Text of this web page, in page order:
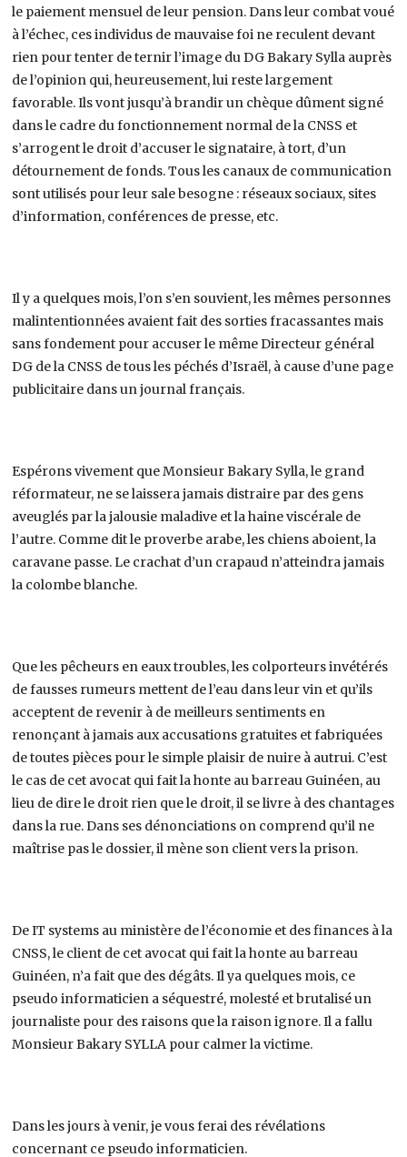
le paiement mensuel de leur pension. Dans leur combat voué
à l’échec, ces individus de mauvaise foi ne reculent devant
rien pour tenter de ternir l’image du DG Bakary Sylla auprès
de l’opinion qui, heureusement, lui reste largement
favorable. Ils vont jusqu’à brandir un chèque dûment signé
dans le cadre du fonctionnement normal de la CNSS et
s’arrogent le droit d’accuser le signataire, à tort, d’un
détournement de fonds. Tous les canaux de communication
sont utilisés pour leur sale besogne : réseaux sociaux, sites
d’information, conférences de presse, etc.
Il y a quelques mois, l’on s’en souvient, les mêmes personnes
malintentionnées avaient fait des sorties fracassantes mais
sans fondement pour accuser le même Directeur général
DG de la CNSS de tous les péchés d’Israël, à cause d’une page
publicitaire dans un journal français.
Espérons vivement que Monsieur Bakary Sylla, le grand
réformateur, ne se laissera jamais distraire par des gens
aveuglés par la jalousie maladive et la haine viscérale de
l’autre. Comme dit le proverbe arabe, les chiens aboient, la
caravane passe. Le crachat d’un crapaud n’atteindra jamais
la colombe blanche.
Que les pêcheurs en eaux troubles, les colporteurs invétérés
de fausses rumeurs mettent de l’eau dans leur vin et qu’ils
acceptent de revenir à de meilleurs sentiments en
renonçant à jamais aux accusations gratuites et fabriquées
de toutes pièces pour le simple plaisir de nuire à autrui. C’est
le cas de cet avocat qui fait la honte au barreau Guinéen, au
lieu de dire le droit rien que le droit, il se livre à des chantages
dans la rue. Dans ses dénonciations on comprend qu’il ne
maîtrise pas le dossier, il mène son client vers la prison.
De IT systems au ministère de l’économie et des finances à la
CNSS, le client de cet avocat qui fait la honte au barreau
Guinéen, n’a fait que des dégâts. Il ya quelques mois, ce
pseudo informaticien a séquestré, molesté et brutalisé un
journaliste pour des raisons que la raison ignore. Il a fallu
Monsieur Bakary SYLLA pour calmer la victime.
Dans les jours à venir, je vous ferai des révélations
concernant ce pseudo informaticien.